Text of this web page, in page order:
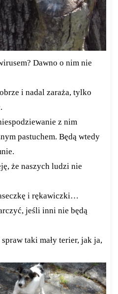
Dawno o nim nie
i nadal zaraża, tylko
z nim
pastuchem. Będą wtedy
że naszych ludzi nie
i rękawiczki…
jeśli inni nie będą
taki mały terier, jak ja,